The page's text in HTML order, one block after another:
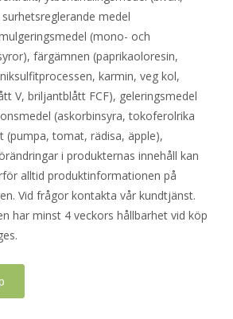
medel
(mono- och
färgämnen (paprikaoloresin,
karmin, veg kol,
V, briljantblått FCF), geleringsmedel
(askorbinsyra, tokoferolrika
(pumpa, tomat, rädisa, äpple),
i produkternas innehåll kan
alltid produktinformationen på
Vid frågor kontakta vår kundtjänst.
har minst 4 veckors hållbarhet vid köp